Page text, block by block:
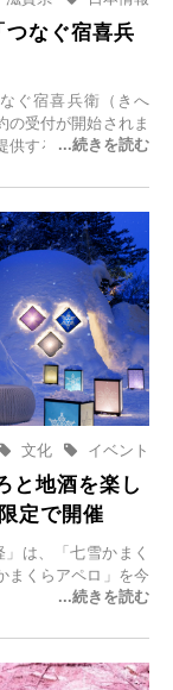
なぐ宿喜兵
ぐ宿喜兵衛（きへ
の受付が開始されま
供するキャンペーン
な時間を体験いただ
イベント
文化
と地酒を楽し
定で開催
は、「七雪かまく
まくらアペロ」を今